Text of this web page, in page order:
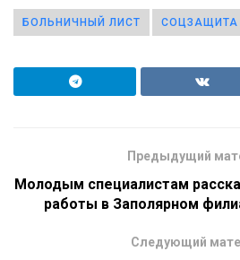
БОЛЬНИЧНЫЙ ЛИСТ СОЦЗАЩИТА
Предыдущий
Молодым специалистам
работы в Заполярном
Следующий